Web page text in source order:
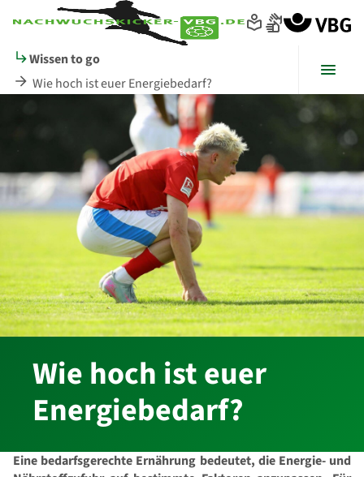
Seitenanfang
zum
zur
im
Fußbereich
Wissen to go
Wie hoch ist euer Energiebedarf?
Menü
Wie hoch ist euer
Energiebedarf?
Eine bedarfsgerechte Ernährung bedeutet, die Energie- und